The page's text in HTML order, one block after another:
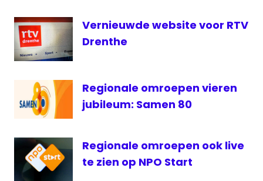
regionale
omroep
Vernieuwde website voor RTV
Drenthe
Regionale omroepen vieren
jubileum: Samen 80
Regionale omroepen ook live
te zien op NPO Start